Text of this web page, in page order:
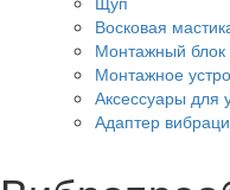
Восковая
Монтажный блок
Монтажное
Аксессуары для
Адаптер